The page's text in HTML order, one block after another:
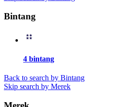
Bintang
4 bintang
Back to search by Bintang
Skip search by Merek